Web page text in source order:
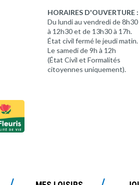
HORAIRES D'OUVERTURE :
Du lundi au vendredi de 8h30
à 12h30 et de 13h30 à 17h.
État civil fermé le jeudi matin.
Le samedi de 9h à 12h
(État Civil et Formalités
citoyennes uniquement).